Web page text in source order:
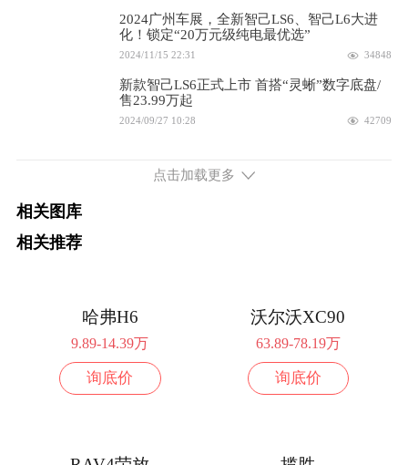
2026款 纯电版 650km 后驱Pro 21.29万
询底价
2026款 纯电版 650km 后驱Max
2026款 纯电版 650km 后驱Max+
配置
续航750km 680马力 双电机四驱
2026款 纯电版 750km 四驱Ultra 28.49万
续航802km 408马力 后置后驱
2024广州车展，全新智己LS6、智己L6大进
化！锁定“20万元级纯电最优选”
2024/11/15 22:31 34848
新款智己LS6正式上市 首搭“灵蜥”数字底盘/
售23.99万起
2024/09/27 10:28 42709
提智己LS6
2023/11/17 19:17
点击加载更多
相关图库
相关推荐
哈弗H6
9.89-14.39万
询底价
沃尔沃XC90
63.89-78.19万
询底价